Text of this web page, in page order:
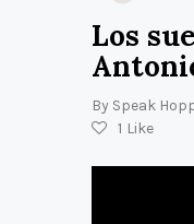
Los
By Speak
1 Like